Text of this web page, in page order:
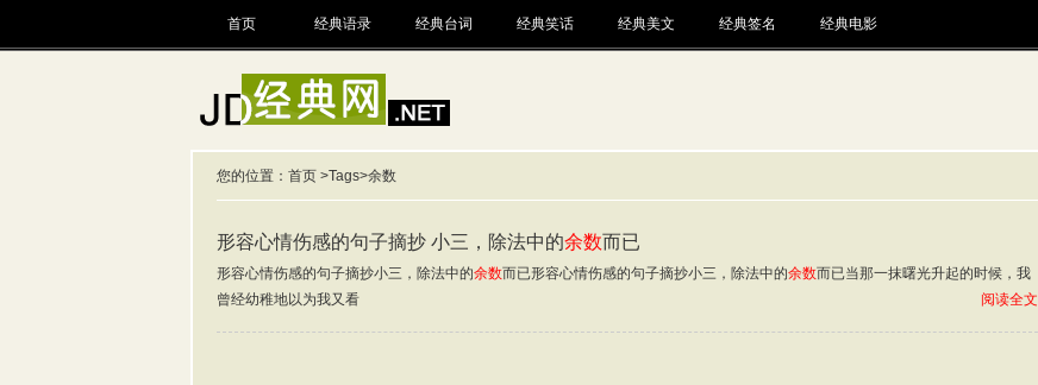
首页 经典语录 经典台词 经典笑话 经典美文 经典签名 经典电影
您的位置： 首页 >Tags>余数
形容心情伤感的句子摘抄 小三，除法中的余数而已
形容心情伤感的句子摘抄小三，除法中的余数而已形容心情伤感的句子摘抄小三，除法中的余数而已当那一抹曙光升起的时候，我
曾经幼稚地以为我又看
阅读全文